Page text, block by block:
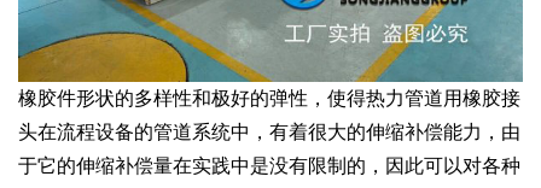
橡胶件形状的多样性和极好的弹性，使得热力管道用橡胶接
头在流程设备的管道系统中，有着很大的伸缩补偿能力，由
于它的伸缩补偿量在实践中是没有限制的，因此可以对各种